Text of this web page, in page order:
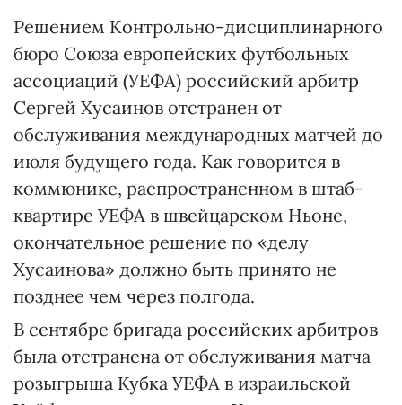
Решением Контрольно-дисциплинарного
бюро Союза европейских футбольных
ассоциаций (УЕФА) российский арбитр
Сергей Хусаинов отстранен от
обслуживания международных матчей до
июля будущего года. Как говорится в
коммюнике, распространенном в штаб-
квартире УЕФА в швейцарском Ньоне,
окончательное решение по «делу
Хусаинова» должно быть принято не
позднее чем через полгода.
В сентябре бригада российских арбитров
была отстранена от обслуживания матча
розыгрыша Кубка УЕФА в израильской